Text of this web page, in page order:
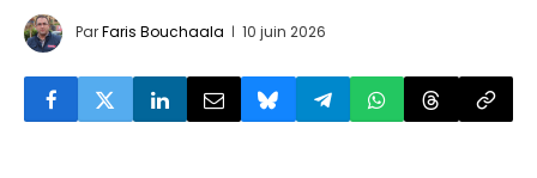
ParFaris Bouchaala 10 juin 2026